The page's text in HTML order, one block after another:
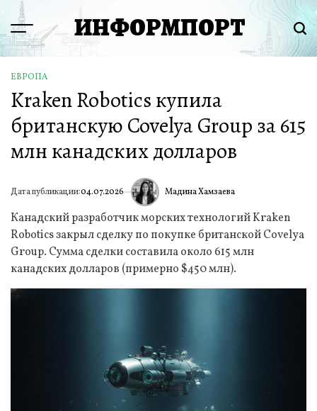
Перейти
содержимому
Menu ИНФОРМПОРТ
ОПУБЛИКОВАНО
В
ЕВРОПА
Kraken Robotics купила
британскую Covelya Group за 615
млн канадских долларов
Дата публикации:04.07.2026 ИА Мадина Хамзаева
Канадский разработчик морских технологий Kraken
Robotics закрыл сделку по покупке британской Covelya
Group. Сумма сделки составила около 615 млн
канадских долларов (примерно $450 млн).